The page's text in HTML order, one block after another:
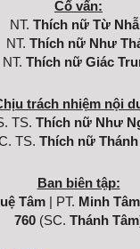
Cố vấn:
NT. Thích nữ Từ
NT. Thích nữ Như
NT. Thích nữ Giác
trách nhiệm nội
TS. Thích nữ Như
TS. Thích nữ Thánh
Ban biên tập:
Tâm| PT. Minh Tâm
760(SC. Thánh Tâm